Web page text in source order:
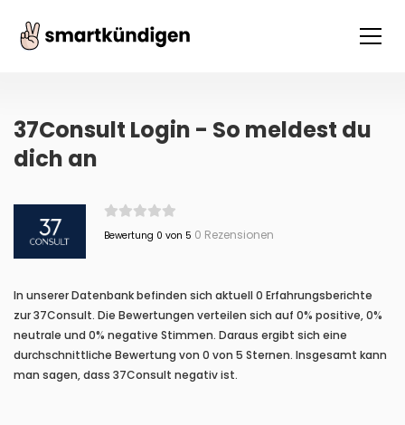
37Consult Login - So meldest du
dich an
Bewertung 0 von 5 0 Rezensionen
In unserer Datenbank befinden sich aktuell 0 Erfahrungsberichte
zur 37Consult. Die Bewertungen verteilen sich auf 0% positive, 0%
neutrale und 0% negative Stimmen. Daraus ergibt sich eine
durchschnittliche Bewertung von 0 von 5 Sternen. Insgesamt kann
man sagen, dass 37Consult negativ ist.